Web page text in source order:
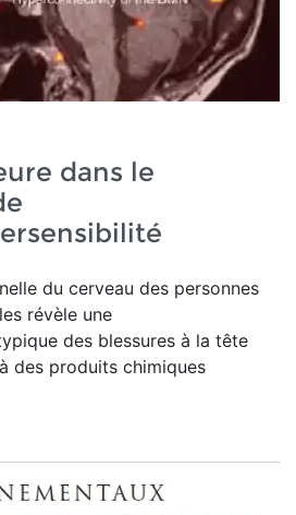
dans le
du cerveau des personnes
révèle une
des blessures à la tête
des produits chimiques